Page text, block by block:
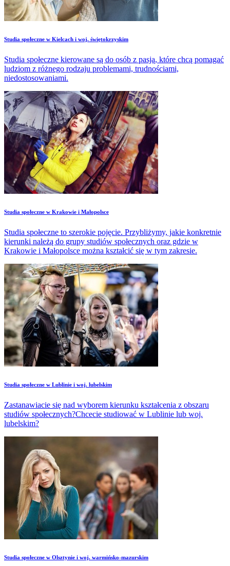
Studia społeczne w Kielcach i woj. świętokrzyskim
Studia społeczne kierowane są do osób z pasją, które chcą pomagać
ludziom z różnego rodzaju problemami, trudnościami,
niedostosowaniami.
Studia społeczne w Krakowie i Małopolsce
Studia społeczne to szerokie pojęcie. Przybliżymy, jakie konkretnie
kierunki należą do grupy studiów społecznych oraz gdzie w
Krakowie i Małopolsce można kształcić się w tym zakresie.
Studia społeczne w Lublinie i woj. lubelskim
Zastanawiacie się nad wyborem kierunku kształcenia z obszaru
studiów społecznych?Chcecie studiować w Lublinie lub woj.
lubelskim?
Studia społeczne w Olsztynie i woj. warmińsko-mazurskim